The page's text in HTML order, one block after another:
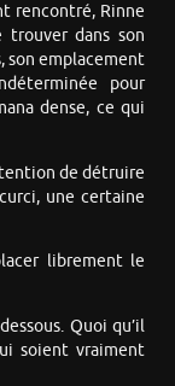
rencontré, Rinne
dans son
son emplacement
pour
dense, ce qui
de détruire
une certaine
librement le
Quoi qu’il
soient vraiment